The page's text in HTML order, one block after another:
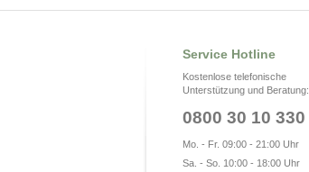
Service Hotline
Kostenlose telefonische
Unterstützung und Beratung:
0800 30 10 330
Mo. - Fr. 09:00 - 21:00 Uhr
Sa. - So. 10:00 - 18:00 Uhr